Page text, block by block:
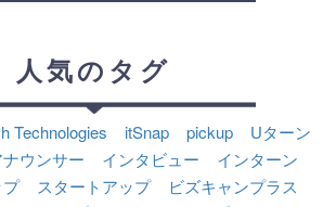
人気のタグ
Technologies itSnap pickup
Uターン
ナウンサー インタビュー
インターン
スタートアップ
ビズキャンプラス